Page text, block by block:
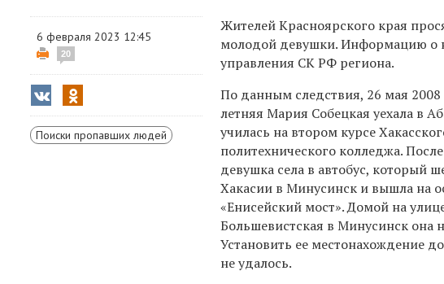
6 февраля 2023 12:45
20
Поиски пропавших людей
Жителей Красноярского края
молодой девушки. Информацию о
управления СК РФ региона.
По данным следствия, 26 мая 2008
летняя Мария Собецкая уехала в
училась на втором курсе
политехнического колледжа.
девушка села в автобус, который
Хакасии в Минусинск и вышла на
«Енисейский мост». Домой на
Большевистская в Минусинск она
Установить ее местонахождение
не удалось.